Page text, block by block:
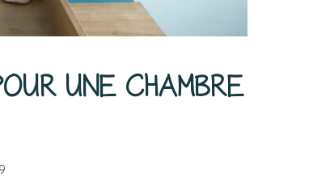
UNE CHAMBRE